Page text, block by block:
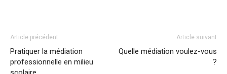
Article précédent
Pratiquer la médiation
professionnelle en milieu
Article suivant
Quelle médiation voulez-vous
?